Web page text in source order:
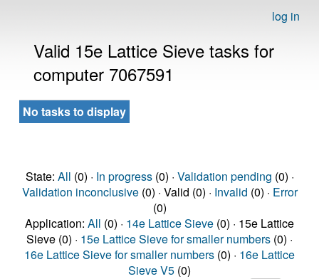
log in
Valid 15e Lattice Sieve tasks for
computer 7067591
No tasks to display
State: All (0) · In progress(0) · Validation pending (0) ·
Validation inconclusive(0) · Valid (0) · Invalid (0) · Error
(0)
Application: All (0) · 14e Lattice Sieve (0) · 15e Lattice
Sieve (0) · 15e Lattice Sieve for smaller numbers (0) ·
16e Lattice Sieve for smaller numbers (0) · 16e Lattice
Sieve V5 (0)